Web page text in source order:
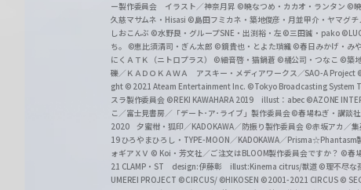
ー製作委員会 イラスト／神奈月昇 ©暁なつめ・カカオ・ランタン ©
久慈マサムネ・Hisasi ©島田フミカネ・築地俊彦・月並甲介・ヤマグチ
しおこんぶ ©水野良・グループSNE・出渕裕・左©三田誠・pako
ち。
©恵比須清司・ぎん太郎 ©鏡貴也・とよた瑣織 ©春日みかげ・み
にくＡＴＫ（ニトロプラス） ©細音啓・猫鍋蒼 ©橘公司・つなこ ©築
礫／ＫＡＤＯＫＡＷＡ アスキー・メディアワークス／SAO-A Project
ght © 2021 Ateam Entertainment Inc. ©Tokyo Broadcasting System
スラ製作委員会 ©REKI KAWAHARA 2019 illust：abec ©AZONE
こ／富士見書房／「デート･ア･ライブ」製作委員会©春場ねぎ・講談
2020 夕蜜柑・狐印／KADOKAWA／防振り製作委員会 ©赤坂アカ／集
19 ひろやまひろし・TYPE-MOON／KADOKAWA／Prisma☆Phantasm
ォギアＸＶ © Koi・芳文社／ご注文はBLOOM製作委員会ですか？ ©春
21 CLAMP・ST design:伊藤彰 illust:Kinema citrus/獣道 ©理不尽な
UMEREI PROJECT ©CIRCUS/ ©HIKOSEN ©2001-2021 CIRCUS ©